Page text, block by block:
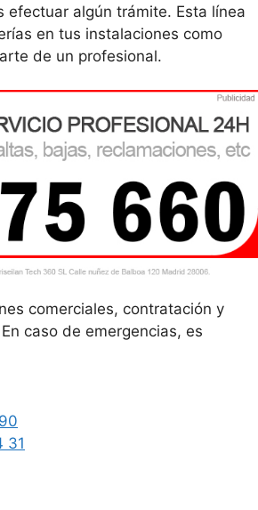
efectuar algún trámite. Esta línea
en tus instalaciones como
de un profesional.
comerciales, contratación y
caso de emergencias, es
31